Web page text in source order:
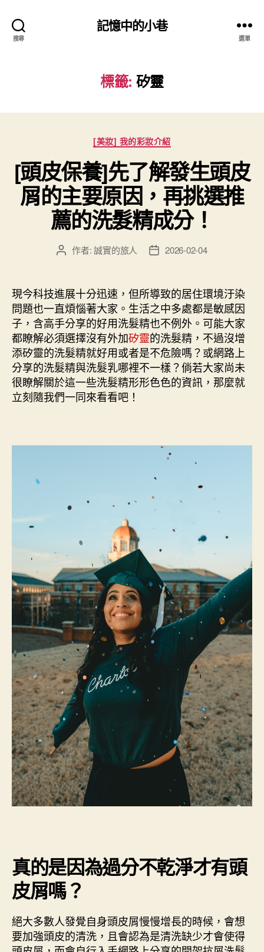
搜尋
記憶中的小巷
選單
標籤: 矽靈
分
類
[美妝] 我的彩妝介紹
[頭皮保養]先了解發生頭皮
屑的主要原因，再挑選推
薦的洗髮精成分！
文
者
作者:誠實的旅人
文
佈
日
期
2026-02-04
現今科技進展十分迅速，但所導致的居住環境汙染
問題也一直煩惱著大家。生活之中多處都是敏感因
子，含高手分享的好用洗髮精也不例外。可能大家
都瞭解必須選擇沒有外加矽靈的洗髮精，不過沒增
添矽靈的洗髮精就好用或者是不危險嗎？或網路上
分享的洗髮精與洗髮乳哪裡不一樣？倘若大家尚未
很瞭解關於這一些洗髮精形形色色的資訊，那麼就
立刻隨我們一同來看看吧！
真的是因為過分不乾淨才有頭
皮屑嗎？
絕大多數人發覺自身頭皮屑慢慢增長的時候，會想
要加強頭皮的清洗，且會認為是清洗缺少才會使得